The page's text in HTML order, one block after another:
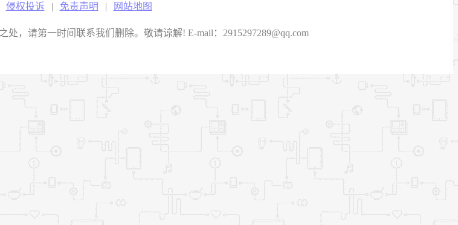
侵权投诉 | 免责声明 | 网站地图
，请第一时间联系我们删除。敬请谅解! E-mail：2915297289@qq.com